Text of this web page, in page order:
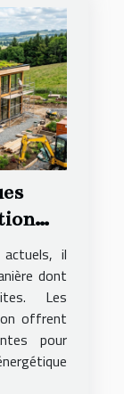
?
actuels, il
dont
Les
offrent
pour